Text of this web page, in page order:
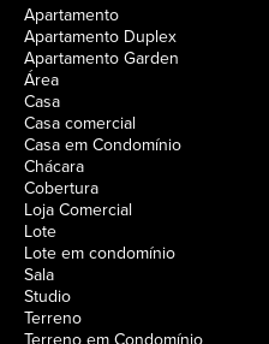
Apartamento
Apartamento Duplex
Apartamento Garden
Área
Casa
Casa comercial
Casa em Condomínio
Chácara
Cobertura
Loja Comercial
Lote
Lote em condomínio
Sala
Studio
Terreno